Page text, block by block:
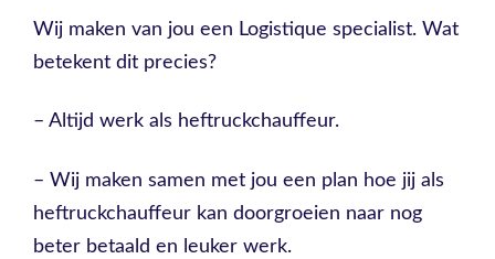
Wij maken van jou een Logistique specialist. Wat
betekent dit precies?
– Altijd werk als heftruckchauffeur.
– Wij maken samen met jou een plan hoe jij als
heftruckchauffeur kan doorgroeien naar nog
beter betaald en leuker werk.